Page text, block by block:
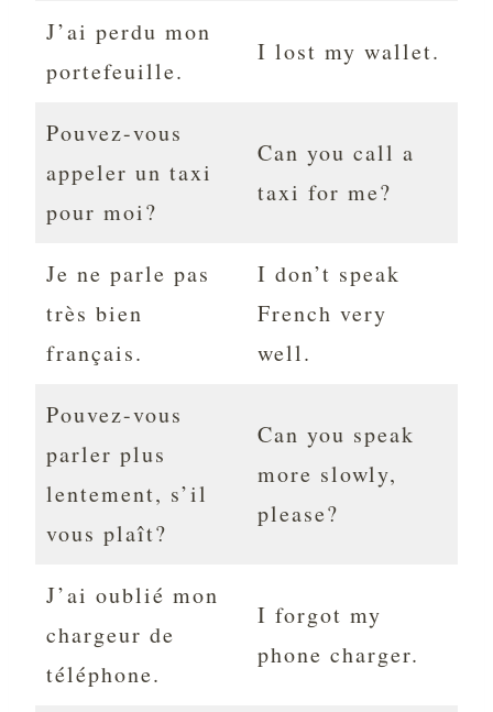
J’ai perdu mon
portefeuille.
I lost my wallet.
Pouvez-vous
appeler un taxi
pour moi?
Can you call a
taxi for me?
Je ne parle pas
très bien
français.
I don’t speak
French very
well.
Pouvez-vous
parler plus
lentement, s’il
vous plaît?
Can you speak
more slowly,
please?
J’ai oublié mon
chargeur de
téléphone.
I forgot my
phone charger.